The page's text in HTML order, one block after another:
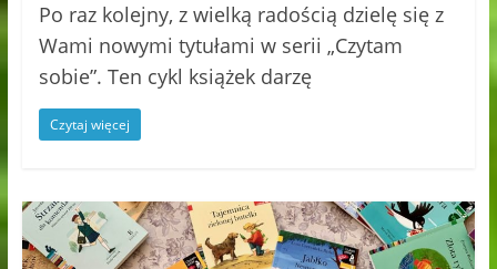
Po raz kolejny, z wielką radością dzielę się z
Wami nowymi tytułami w serii „Czytam
sobie”. Ten cykl książek darzę
Czytaj więcej